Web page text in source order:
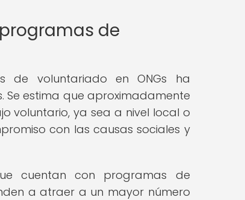
de
de voluntariado en ONGs ha
Se estima que aproximadamente
voluntario, ya sea a nivel local o
con las causas sociales y
cuentan con programas de
a atraer a un mayor número